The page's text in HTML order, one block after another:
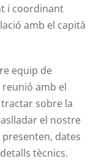
i coordinant
amb el capità
equip de
amb el
tractar sobre la
el nostre
dates
tècnics.